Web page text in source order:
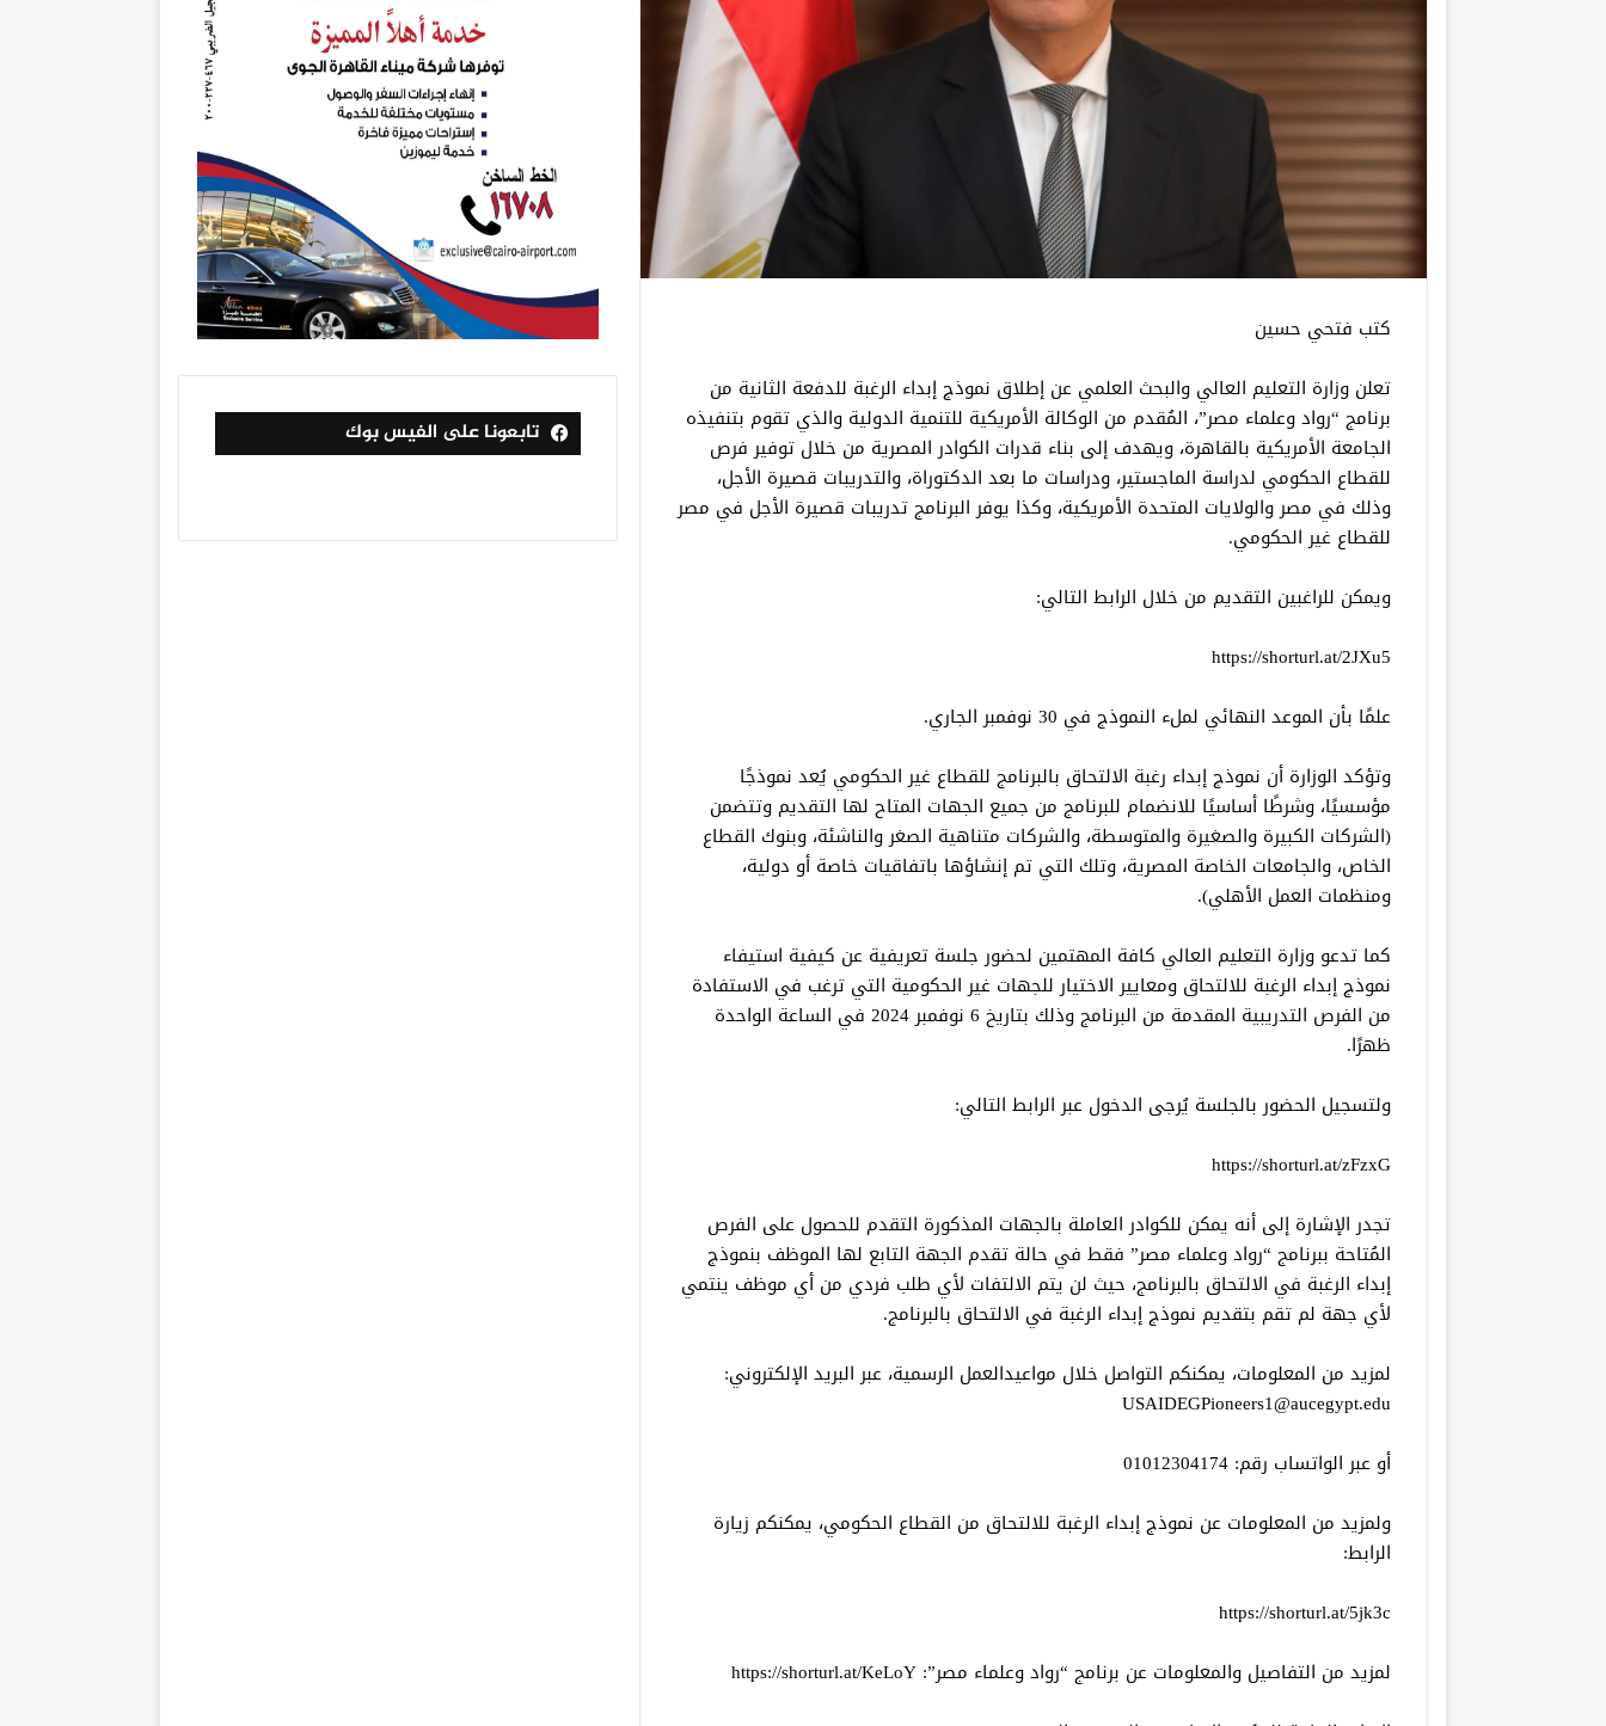
كتب فتحي حسين
تعلن وزارة التعليم العالي والبحث العلمي عن إطلاق نموذج إبداء الرغبة للدفعة الثانية من
برنامج “رواد وعلماء مصر”، المُقدم من الوكالة الأمريكية للتنمية الدولية والذي تقوم بتنفيذه
الجامعة الأمريكية بالقاهرة، ويهدف إلى بناء قدرات الكوادر المصرية من خلال توفير فرص
للقطاع الحكومي لدراسة الماجستير، ودراسات ما بعد الدكتوراة، والتدريبات قصيرة الأجل،
وذلك في مصر والولايات المتحدة الأمريكية، وكذا يوفر البرنامج تدريبات قصيرة الأجل في مصر
للقطاع غير الحكومي.
ويمكن للراغبين التقديم من خلال الرابط التالي:
https://shorturl.at/2JXu5
علمًا بأن الموعد النهائي لملء النموذج في 30 نوفمبر الجاري.
وتؤكد الوزارة أن نموذج إبداء رغبة الالتحاق بالبرنامج للقطاع غير الحكومي يُعد نموذجًا
مؤسسيًا، وشرطًا أساسيًا للانضمام للبرنامج من جميع الجهات المتاح لها التقديم وتتضمن
(الشركات الكبيرة والصغيرة والمتوسطة، والشركات متناهية الصغر والناشئة، وبنوك القطاع
الخاص، والجامعات الخاصة المصرية، وتلك التي تم إنشاؤها باتفاقيات خاصة أو دولية،
ومنظمات العمل الأهلي).
كما تدعو وزارة التعليم العالي كافة المهتمين لحضور جلسة تعريفية عن كيفية استيفاء
نموذج إبداء الرغبة للالتحاق ومعايير الاختيار للجهات غير الحكومية التي ترغب في الاستفادة
من الفرص التدريبية المقدمة من البرنامج وذلك بتاريخ 6 نوفمبر 2024 في الساعة الواحدة
ظهرًا.
ولتسجيل الحضور بالجلسة يُرجى الدخول عبر الرابط التالي:
https://shorturl.at/zFzxG
تجدر الإشارة إلى أنه يمكن للكوادر العاملة بالجهات المذكورة التقدم للحصول على الفرص
المُتاحة ببرنامج “رواد وعلماء مصر” فقط في حالة تقدم الجهة التابع لها الموظف بنموذج
إبداء الرغبة في الالتحاق بالبرنامج، حيث لن يتم الالتفات لأي طلب فردي من أي موظف ينتمي
لأي جهة لم تقم بتقديم نموذج إبداء الرغبة في الالتحاق بالبرنامج.
لمزيد من المعلومات، يمكنكم التواصل خلال مواعيدالعمل الرسمية، عبر البريد الإلكتروني:
USAIDEGPioneers1@aucegypt.edu
أو عبر الواتساب رقم: 01012304174
ولمزيد من المعلومات عن نموذج إبداء الرغبة للالتحاق من القطاع الحكومي، يمكنكم زيارة
الرابط:
https://shorturl.at/5jk3c
لمزيد من التفاصيل والمعلومات عن برنامج “رواد وعلماء مصر”: https://shorturl.at/KeLoY
تابعونا على الفيس بوك